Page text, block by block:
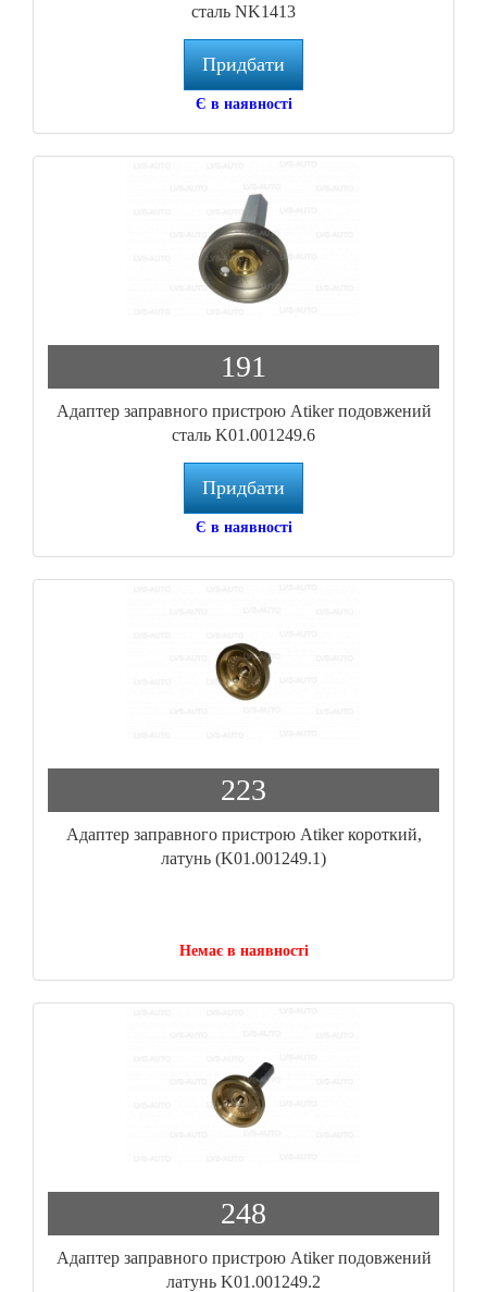
сталь NK1413
Придбати
Є в наявності
191
Адаптер заправного пристрою Atiker подовжений
сталь K01.001249.6
Придбати
Є в наявності
223
Адаптер заправного пристрою Atiker короткий,
латунь (K01.001249.1)
Немає в наявності
248
Адаптер заправного пристрою Atiker подовжений
латунь K01.001249.2